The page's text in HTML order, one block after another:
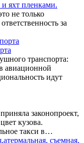
и яхт пленками.
не только
за
транспорта:
авиационной
идут
законопроект,
кузова.
такси в…